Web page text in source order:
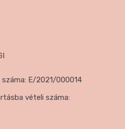
E/2021/000014
vételi száma: